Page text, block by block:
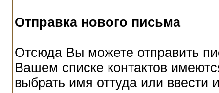
Отправка нового письма
Отсюда Вы можете отправить
Вашем списке контактов
выбрать имя оттуда или